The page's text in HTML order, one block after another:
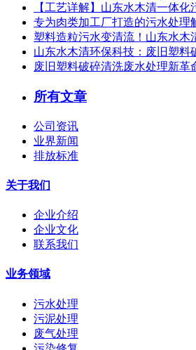
【工艺详解】山东水木清一体
专为肉类加工厂打造的污水处
塑料造粒污水变清流！山东水木
山东水木清环保科技：废旧塑
废旧塑料破碎清洗废水处理新
所有文章
公司资讯
业界新闻
排放标准
关于我们
企业介绍
企业文化
联系我们
业务领域
污水处理
污泥处理
废气处理